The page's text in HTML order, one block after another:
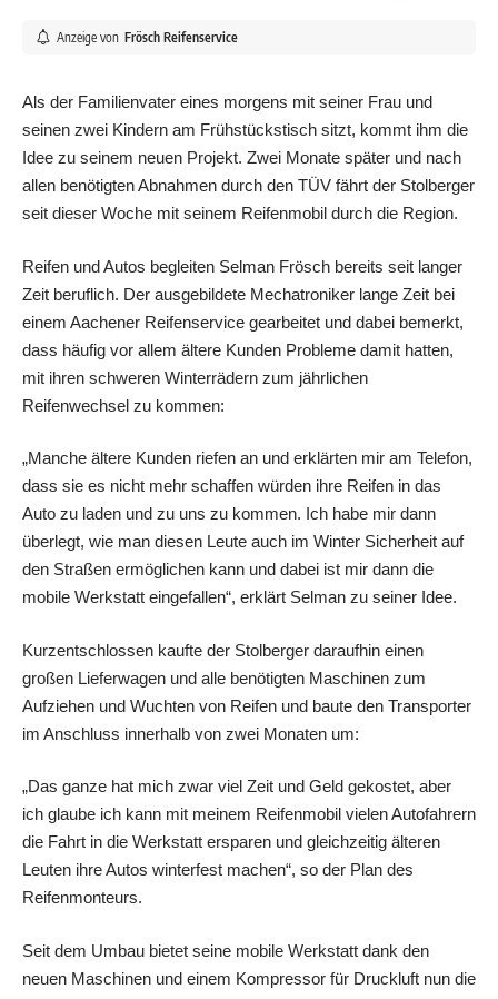
Anzeige von Frösch Reifenservice
Als der Familienvater eines morgens mit seiner Frau und
seinen zwei Kindern am Frühstückstisch sitzt, kommt ihm die
Idee zu seinem neuen Projekt. Zwei Monate später und nach
allen benötigten Abnahmen durch den TÜV fährt der Stolberger
seit dieser Woche mit seinem Reifenmobil durch die Region.
Reifen und Autos begleiten Selman Frösch bereits seit langer
Zeit beruflich. Der ausgebildete Mechatroniker lange Zeit bei
einem Aachener Reifenservice gearbeitet und dabei bemerkt,
dass häufig vor allem ältere Kunden Probleme damit hatten,
mit ihren schweren Winterrädern zum jährlichen
Reifenwechsel zu kommen:
„Manche ältere Kunden riefen an und erklärten mir am Telefon,
dass sie es nicht mehr schaffen würden ihre Reifen in das
Auto zu laden und zu uns zu kommen. Ich habe mir dann
überlegt, wie man diesen Leute auch im Winter Sicherheit auf
den Straßen ermöglichen kann und dabei ist mir dann die
mobile Werkstatt eingefallen“, erklärt Selman zu seiner Idee.
Kurzentschlossen kaufte der Stolberger daraufhin einen
großen Lieferwagen und alle benötigten Maschinen zum
Aufziehen und Wuchten von Reifen und baute den Transporter
im Anschluss innerhalb von zwei Monaten um:
„Das ganze hat mich zwar viel Zeit und Geld gekostet, aber
ich glaube ich kann mit meinem Reifenmobil vielen Autofahrern
die Fahrt in die Werkstatt ersparen und gleichzeitig älteren
Leuten ihre Autos winterfest machen“, so der Plan des
Reifenmonteurs.
Seit dem Umbau bietet seine mobile Werkstatt dank den
neuen Maschinen und einem Kompressor für Druckluft nun die